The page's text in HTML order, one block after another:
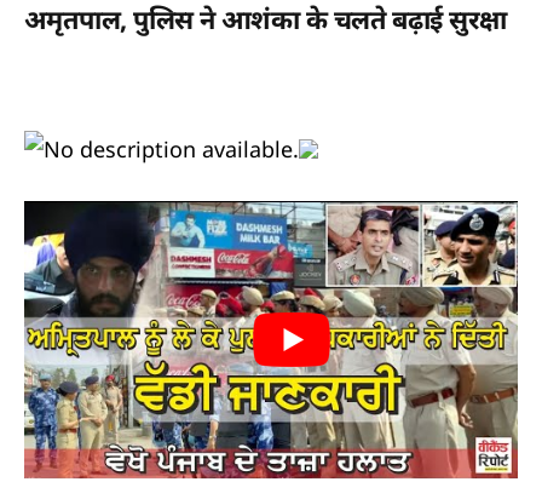
अमृतपाल, पुलिस ने आशंका के चलते बढ़ाई सुरक्षा